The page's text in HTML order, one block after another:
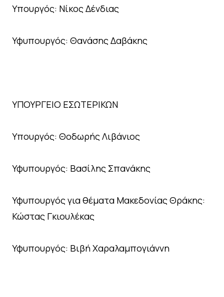
Υπουργός: Νίκος Δένδιας
Υφυπουργός: Θανάσης Δαβάκης
ΥΠΟΥΡΓΕΙΟ ΕΣΩΤΕΡΙΚΩΝ
Υπουργός: Θοδωρής Λιβάνιος
Υφυπουργός: Βασίλης Σπανάκης
Υφυπουργός για θέματα Μακεδονίας Θράκης:
Κώστας Γκιουλέκας
Υφυπουργός: Βιβή Χαραλαμπογιάννη